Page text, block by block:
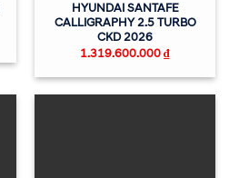
HYUNDAI SANTAFE
CALLIGRAPHY 2.5 TURBO
CKD 2026
1.319.600.000₫